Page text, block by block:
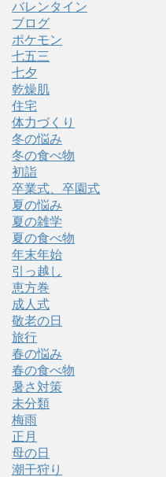
バレンタイン
ブログ
ポケモン
七五三
七夕
乾燥肌
住宅
体力づくり
冬の悩み
冬の食べ物
初詣
卒業式、卒園式
夏の悩み
夏の雑学
夏の食べ物
年末年始
引っ越し
恵方巻
成人式
敬老の日
旅行
春の悩み
春の食べ物
暑さ対策
未分類
梅雨
正月
母の日
潮干狩り